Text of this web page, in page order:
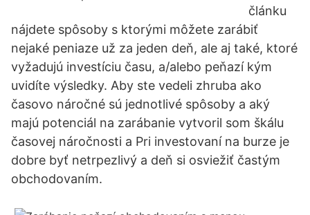
článku
nájdete spôsoby s ktorými môžete zarábiť
nejaké peniaze už za jeden deň, ale aj také, ktoré
vyžadujú investíciu času, a/alebo peňazí kým
uvidíte výsledky. Aby ste vedeli zhruba ako
časovo náročné sú jednotlivé spôsoby a aký
majú potenciál na zarábanie vytvoril som škálu
časovej náročnosti a Pri investovaní na burze je
dobre byť netrpezlivý a deň si osviežiť častým
obchodovaním.